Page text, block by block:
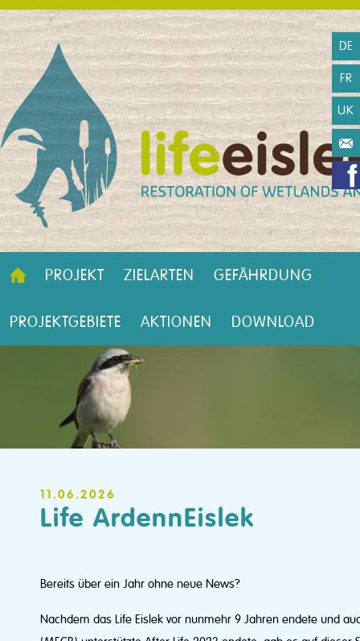
PROJEKT ZIELARTEN GEFÄHRDUNG
PROJEKTGEBIETE AKTIONEN DOWNLOAD
DE
FR
UK
11.06.2026
Life ArdennEislek
Bereits über ein Jahr ohne neue News?
Nachdem das Life Eislek vor nunmehr 9 Jahren endete und